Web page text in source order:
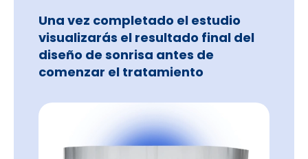
Una vez completado el estudio
visualizarás el resultado final del
diseño de sonrisa antes de
comenzar el tratamiento